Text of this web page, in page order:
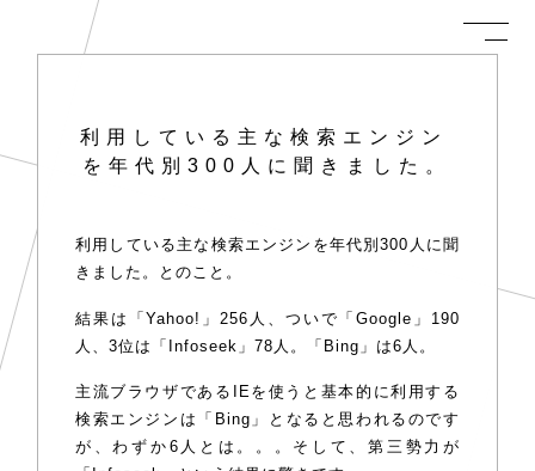
利用している主な検索エンジン
を年代別300人に聞きました。
利用している主な検索エンジンを年代別300人に聞
きました。とのこと。
結果は「Yahoo!」256人、ついで「Google」190
人、3位は「Infoseek」78人。「Bing」は6人。
主流ブラウザであるIEを使うと基本的に利用する
検索エンジンは「Bing」となると思われるのです
が、わずか6人とは。。。そして、第三勢力が